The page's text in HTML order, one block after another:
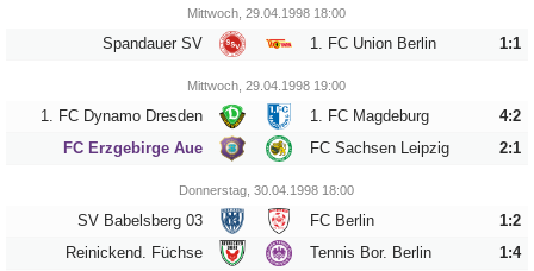
Spielerarchiv
Gegnerarchiv
Aue-
Away
Tabellensituation
25
26 27
28
29
30 31
32
33
34
Mittwoch, 29.04.1998 18:00
Spandauer SV 1. FC Union Berlin 1:1
Mittwoch, 29.04.1998 19:00
1. FC Dynamo Dresden 1. FC Magdeburg
4:2
FC Erzgebirge Aue
FC Sachsen Leipzig 2:1
Donnerstag, 30.04.1998 18:00
SV Babelsberg 03 FC Berlin
1:2
Reinickend. Füchse
Tennis Bor. Berlin
1:4